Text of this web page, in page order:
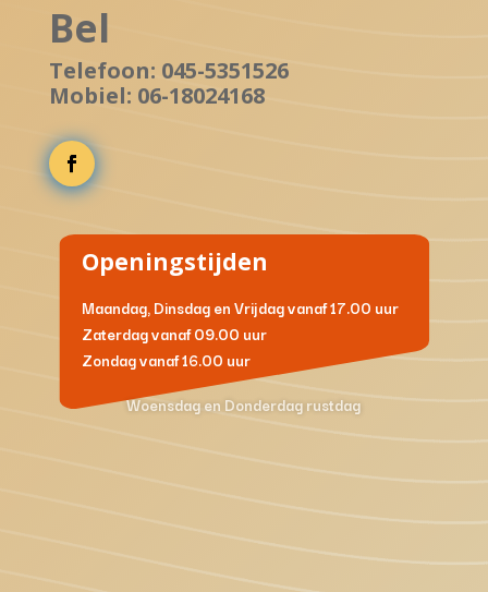
Bel
Telefoon: 045-5351526
Mobiel: 06-18024168
Openingstijden
Maandag, Dinsdag en Vrijdagvanaf 17.00 uur
Zaterdagvanaf 09.00 uur
Zondagvanaf 16.00 uur
Woensdag en Donderdag rustdag